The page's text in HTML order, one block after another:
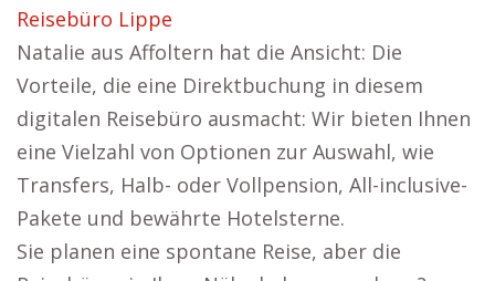
Reisebüro Lippe
Natalie aus Affoltern hat die Ansicht: Die
Vorteile, die eine Direktbuchung in diesem
digitalen Reisebüro ausmacht: Wir bieten Ihnen
eine Vielzahl von Optionen zur Auswahl, wie
Transfers, Halb- oder Vollpension, All-inclusive-
Pakete und bewährte Hotelsterne.
Sie planen eine spontane Reise, aber die